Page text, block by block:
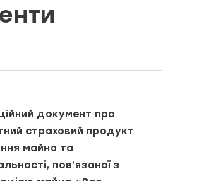
документ про
страховий продукт
майна та
пов’язаної з